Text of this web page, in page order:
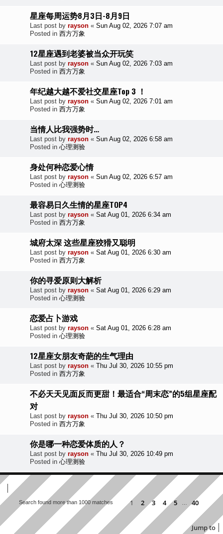
星座每周运势8月3日-8月9日
Last post by rayson « Sun Aug 02, 2026 7:07 am
Posted in 西方万象
12星座遇到老婆被当众开玩笑
Last post by rayson « Sun Aug 02, 2026 7:03 am
Posted in 西方万象
年纪越大越不爱社交星座Top 3 ！
Last post by rayson « Sun Aug 02, 2026 7:01 am
Posted in 西方万象
当情人比我强势时…
Last post by rayson « Sun Aug 02, 2026 6:58 am
Posted in 心理测验
身处何种恋爱心情
Last post by rayson « Sun Aug 02, 2026 6:57 am
Posted in 心理测验
最容易日久生情的星座TOP4
Last post by rayson « Sat Aug 01, 2026 6:34 am
Posted in 西方万象
城府太深 这些星座狡猾又聪明
Last post by rayson « Sat Aug 01, 2026 6:30 am
Posted in 西方万象
你的寻爱原则大解析
Last post by rayson « Sat Aug 01, 2026 6:29 am
Posted in 心理测验
恋爱占卜游戏
Last post by rayson « Sat Aug 01, 2026 6:28 am
Posted in 心理测验
12星座女朋友奇葩的生气理由
Last post by rayson « Thu Jul 30, 2026 10:55 pm
Posted in 西方万象
不必天天见面反而更甜！最适合“周末恋”的5组星座配
对
Last post by rayson « Thu Jul 30, 2026 10:50 pm
Posted in 西方万象
你是哪一种恋爱体质的人？
Last post by rayson « Thu Jul 30, 2026 10:49 pm
Posted in 心理测验
Search found more than 1000 matches
Page 1of 40
1 2 3 4 5 40
Next
Jump to